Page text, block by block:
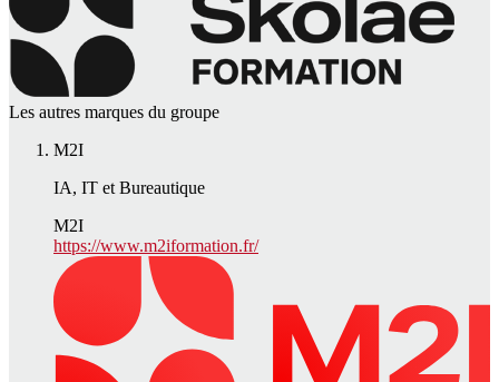
Les autres marques du groupe
M2I
IA, IT et Bureautique
M2I
https://www.m2iformation.fr/